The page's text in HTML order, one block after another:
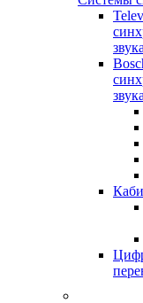
звука
звука